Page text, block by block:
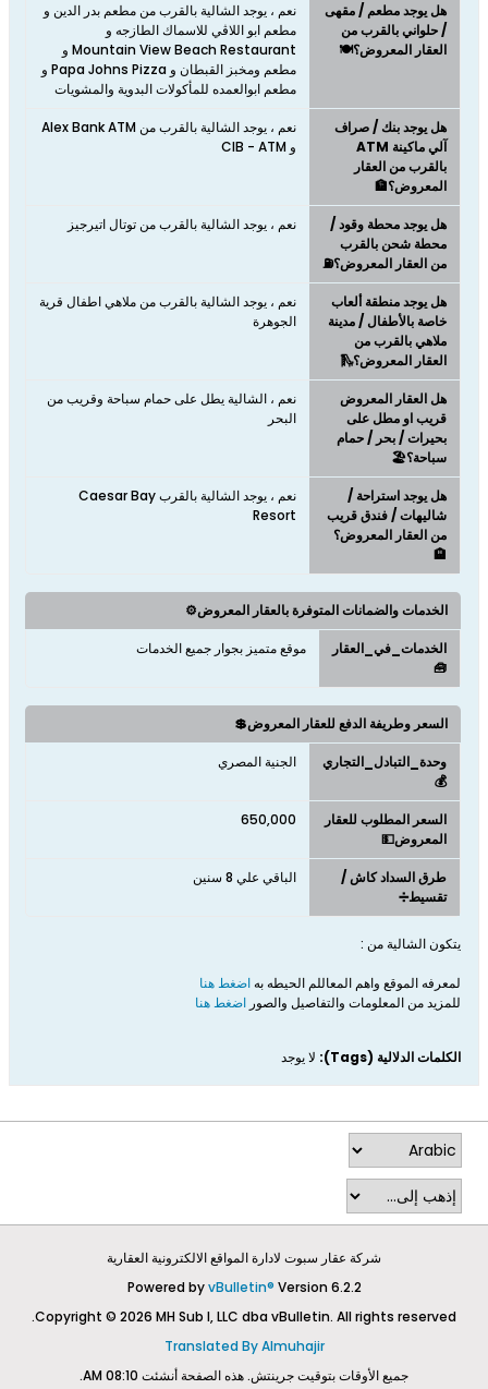
هل يوجد مطعم / مقهى
/ حلواني بالقرب من
العقار المعروض؟🍽️
نعم ، يوجد الشالية بالقرب من مطعم بدر الدين و
مطعم ابو اللاڤي للاسماك الطازجه و
Mountain View Beach Restaurant و
مطعم ومخبز القبطان و Papa Johns Pizza و
مطعم ابوالعمده للمأكولات البدوية والمشويات
هل يوجد بنك / صراف
آلي ماكينة ATM
بالقرب من العقار
المعروض؟🏦
نعم ، يوجد الشالية بالقرب من Alex Bank ATM
و CIB - ATM
هل يوجد محطة وقود /
محطة شحن بالقرب
من العقار المعروض؟⛽
نعم ، يوجد الشالية بالقرب من توتال اتيرجيز
هل يوجد منطقة ألعاب
خاصة بالأطفال / مدينة
ملاهي بالقرب من
العقار المعروض؟🛝
نعم ، يوجد الشالية بالقرب من ملاهي اطفال قرية
الجوهرة
هل العقار المعروض
قريب او مطل على
بحيرات / بحر / حمام
سباحة؟🏖️
نعم ، الشالية يطل على حمام سباحة وقريب من
البحر
هل يوجد استراحة /
شاليهات / فندق قريب
من العقار المعروض؟
🏨
نعم ، يوجد الشالية بالقرب Caesar Bay
Resort
الخدمات والضمانات المتوفرة بالعقار المعروض⚙️
الخدمات_في_العقار
🧰
موقع متميز بجوار جميع الخدمات
السعر وطريفة الدفع للعقار المعروض💲
وحدة_التبادل_التجاري
💰
الجنية المصري
السعر المطلوب للعقار
المعروض💵
650,000
طرق السداد كاش /
تقسيط➗
الباقي علي 8 سنين
يتكون الشالية من :
لمعرفه الموقع واهم المعاللم الحيطه بهاضغط هنا
للمزيد من المعلومات والتفاصيل والصور اضغط هنا
الكلمات الدلالية (Tags): لا يوجد
شركة عقار سبوت لادارة المواقع الالكترونية العقارية
Powered byvBulletin® Version 6.2.2
Copyright © 2026 MH Sub I, LLC dba vBulletin. All rights reserved.
Translated By Almuhajir
جميع الأوقات بتوقيت جرينتش. هذه الصفحة أنشئت 08:10 AM.